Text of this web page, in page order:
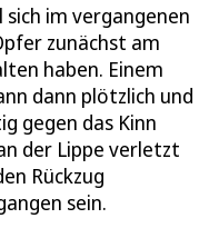
im vergangenen
zunächst am
haben. Einem
dann plötzlich und
gegen das Kinn
der Lippe verletzt
Rückzug
sein.